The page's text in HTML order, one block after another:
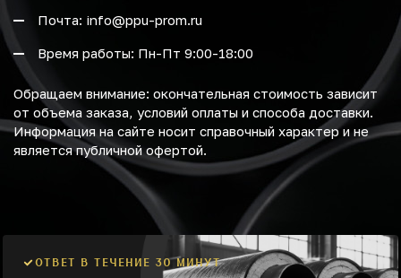
Почта: info@ppu-prom.ru
Время работы: Пн-Пт 9:00-18:00
Обращаем внимание: окончательная стоимость зависит
от объема заказа, условий оплаты и способа доставки.
Информация на сайте носит справочный характер и не
является публичной офертой.
ОТВЕТ В ТЕЧЕНИЕ 30 МИНУТ